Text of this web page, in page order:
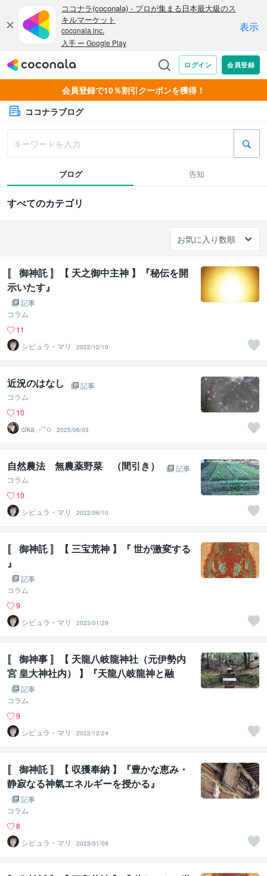
会員登録で10％割引クーポンを獲得！
ココナラブログ
ブログ 告知
すべてのカテゴリ
〚 御神託 〛【 天之御中主神 】『秘伝を開
示いたす』
記事
コラム
11
シビュラ・マリ
2022/12/10
近況のはなし
記事
コラム
10
cika ⋰˚✩
2025/06/03
自然農法 無農薬野菜 （間引き）
記事
コラム
10
シビュラ・マリ
2022/06/10
〚 御神託 〛【 三宝荒神 】『 世が激変する
』
記事
コラム
9
シビュラ・マリ
2023/01/29
〚 御神事 〛【 天龍八岐龍神社（元伊勢内
宮 皇大神社内） 】『天龍八岐龍神と融
合』記事
コラム
9
シビュラ・マリ
2022/12/24
〚 御神託 〛【 収獲奉納 】『豊かな恵み・
静寂なる神氣エネルギーを授かる』
記事
コラム
8
シビュラ・マリ
2023/01/09